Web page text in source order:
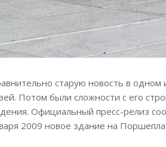
старую новость в одном
Потом были сложности с его
Официальный пресс-релиз
2009 новое здание на